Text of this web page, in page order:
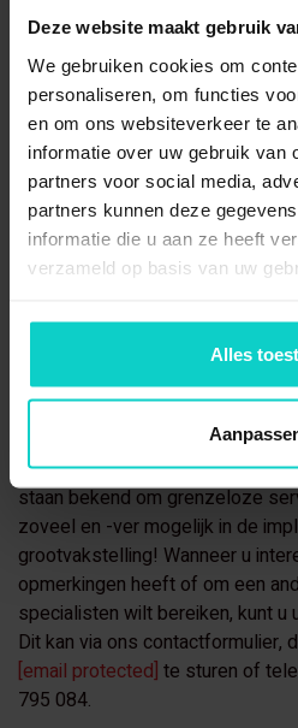
Deze website maakt gebruik
We gebruiken cookies om
personaliseren, om functies
en om ons websiteverkeer te
informatie over uw gebruik van
partners voor social media,
partners kunnen deze
informatie die u aan ze heeft
verzameld op basis van uw
Alles
beschikbaar via onze website.
kopen welke bestaat uit vier
basisvak van uw grootvakstelling
klap voor meer ruimte wil
uitbreiden met een aanbouwvak.
toegevoegd kunnen worden aan
grootvakstelling bestaan ook uit
Nedcon
StellingStunt
Bent u op zoek naar een
bedrijfsruimte in te richten,
producten kan opslaan? Het
een Nedcon grootvakstelling
uitkomst bieden! De
onze website zijn
staan bekend om grenzeloze
zoveel en -ver mogelijk in de
grootvakstelling! Wanneer u
opmerkingen heeft of om een
specialisten wilt bereiken, kunt u
Dit kan via ons contactformulier,
[email protected] te sturen of
795 084.